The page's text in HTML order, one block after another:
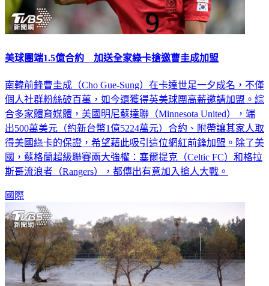
美球團端1.5億合約 加送全家綠卡搶邀曹圭成加盟
南韓前鋒曹圭成（Cho Gue-Sung）在卡達世足一夕成名，不僅
個人社群粉絲破百萬，如今還獲得英美球團高薪邀請加盟。綜
合多家體育媒體，美國明尼蘇達聯（Minnesota United），端
出500萬美元（約新台幣1億5224萬元）合約、附帶讓其家人取
得美國綠卡的保證，希望藉此吸引這位網紅前鋒加盟。除了美
國，蘇格蘭超級聯賽兩大強權：塞爾提克（Celtic FC）和格拉
斯哥流浪者（Rangers），都傳出有意加入搶人大戰。
國際